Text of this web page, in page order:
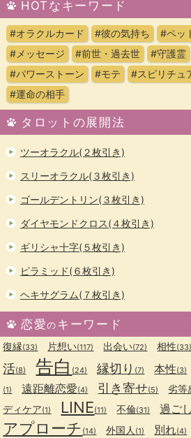
HOTなキーワード
#オラクルカード #彼の気持ち
#ペッ
#メッセージ
#前世・過去世 #守護霊
#パワーストーン
#モテ #スピリチュ
#運命の相手
タロットの展開法
ツーオラクル(２枚引き)
スリーオラクル(３枚引き)
ゴールデントリン(３枚引き)
ダイヤモンドクロス(４枚引き)
ギリシャ十字(５枚引き)
ピラミッド(６枚引き)
ヘキサグラム(７枚引き)
恋愛のキーワード
復縁(33) 片想い(117) 出会い(72) 相性(33)
活(8) 告白 (24) 縁切り (7) 本性(3)
(1) 遠距離恋愛(4) 引き寄せ(5) 劣等
ディケア(1) LINE(11) 不倫(31) 過ご
アプローチ (14) 外国人 (1) 別れ(4)